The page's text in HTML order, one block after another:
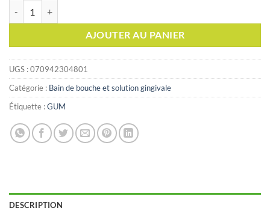
AJOUTER AU PANIER
UGS :070942304801
Catégorie : Bain de bouche et solution gingivale
Étiquette :GUM
DESCRIPTION